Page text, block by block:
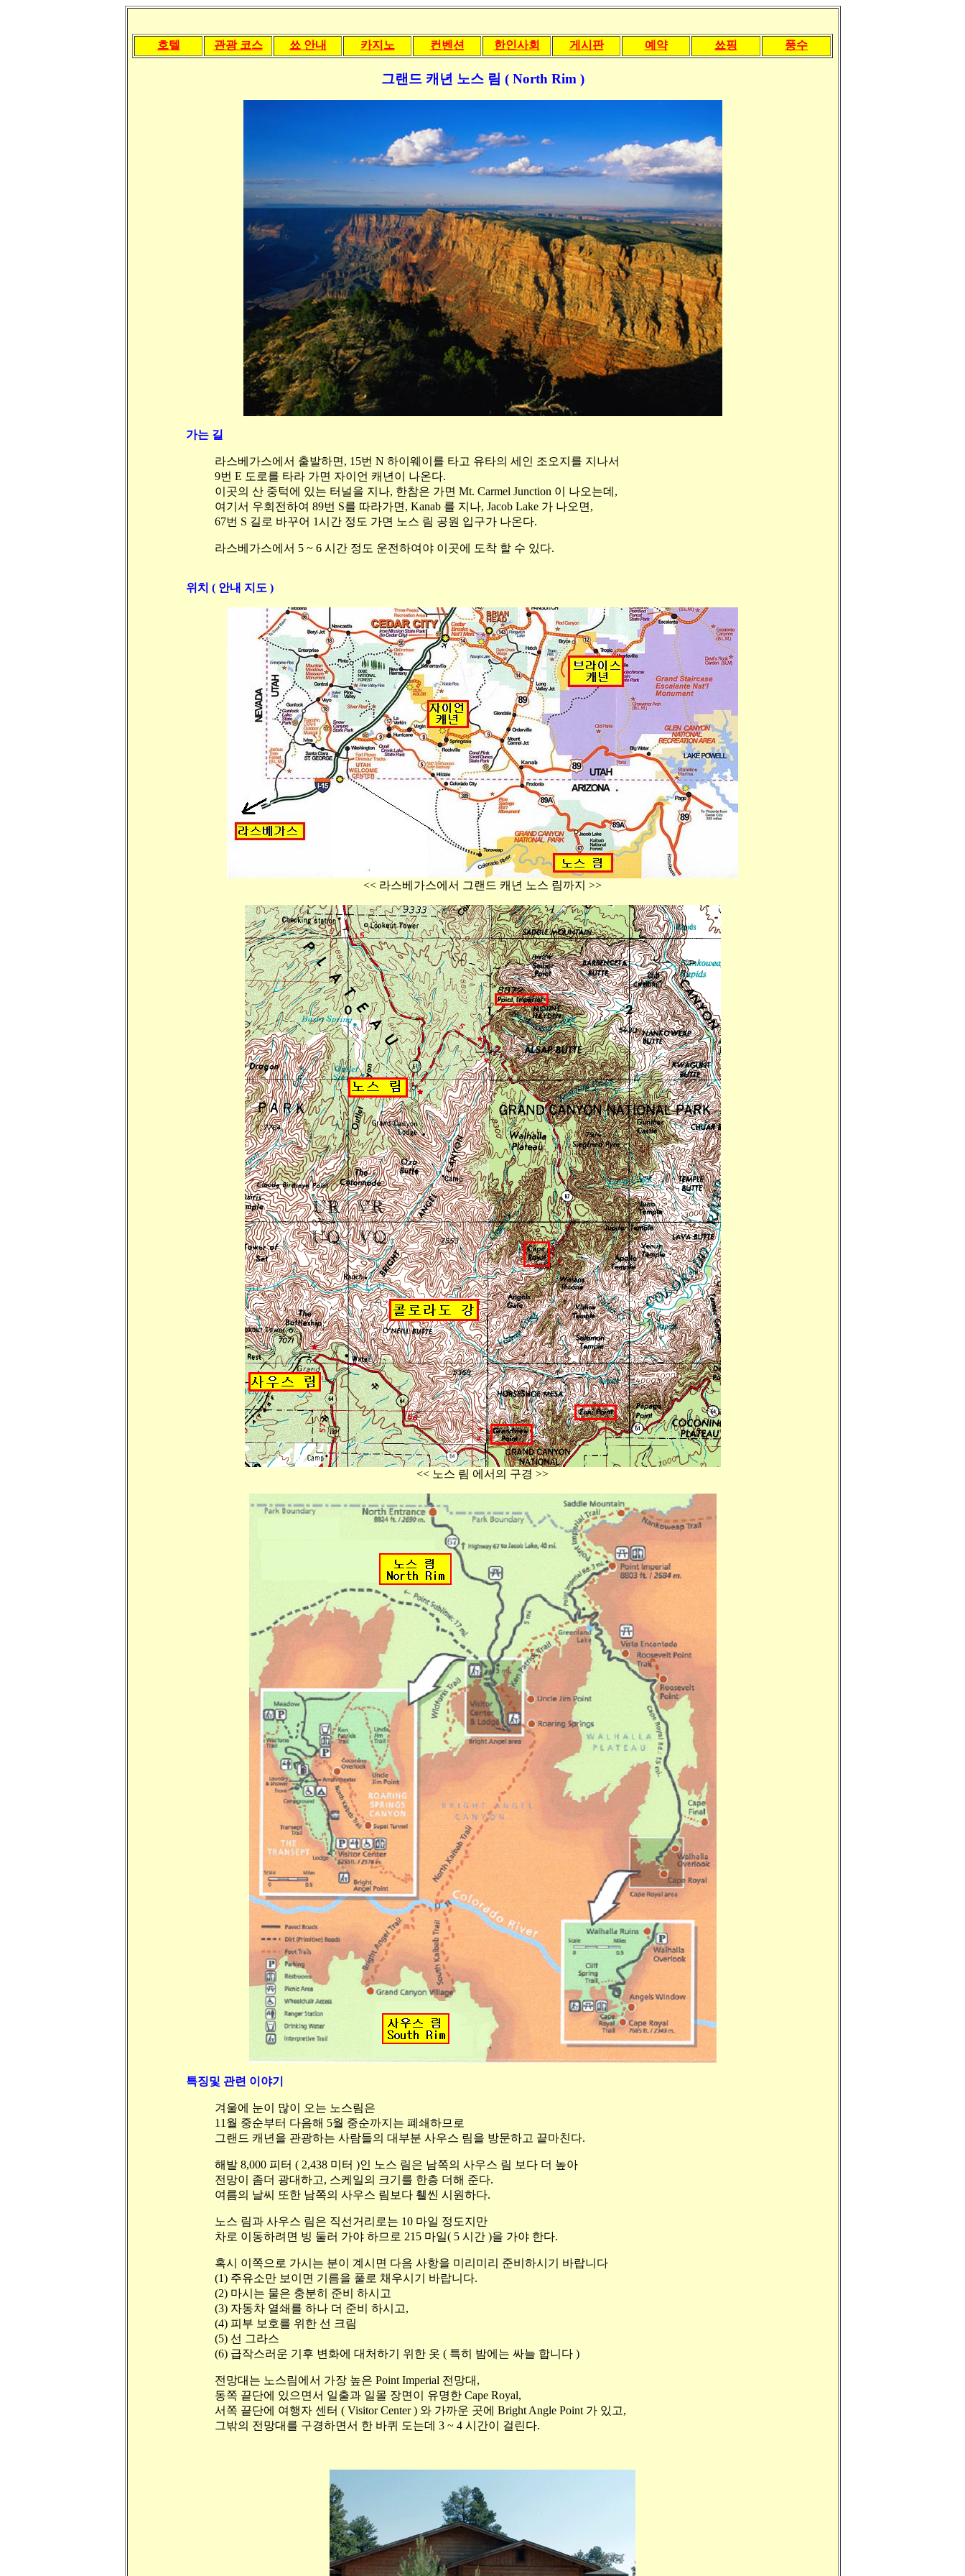
호텔 관광 코스 쑈 안내 카지노 컨벤션 한인사회 게시판 예약 쑈핑 풍수
그랜드 캐년 노스 림 ( North Rim )
가는 길
라스베가스에서 출발하면, 15번 N 하이웨이를 타고 유타의 세인 조오지를 지나서
9번 E 도로를 타라 가면 자이언 캐년이 나온다.
이곳의 산 중턱에 있는 터널을 지나, 한참은 가면 Mt. Carmel Junction 이 나오는데,
여기서 우회전하여 89번 S를 따라가면, Kanab 를 지나, Jacob Lake 가 나오면,
67번 S 길로 바꾸어 1시간 정도 가면 노스 림 공원 입구가 나온다.
라스베가스에서 5 ~ 6 시간 정도 운전하여야 이곳에 도착 할 수 있다.
위치 ( 안내 지도 )
<< 라스베가스에서 그랜드 캐년 노스 림까지 >>
<< 노스 림 에서의 구경 >>
특징및 관련 이야기
겨울에 눈이 많이 오는 노스림은
11월 중순부터 다음해 5월 중순까지는 폐쇄하므로
그랜드 캐년을 관광하는 사람들의 대부분 사우스 림을 방문하고 끝마친다.
해발 8,000 피터 ( 2,438 미터 )인 노스 림은 남쪽의 사우스 림 보다 더 높아
전망이 좀더 광대하고, 스케일의 크기를 한층 더해 준다.
여름의 날씨 또한 남쪽의 사우스 림보다 휄씬 시원하다.
노스 림과 사우스 림은 직선거리로는 10 마일 정도지만
차로 이동하려면 빙 둘러 가야 하므로 215 마일( 5 시간 )을 가야 한다.
혹시 이쪽으로 가시는 분이 계시면 다음 사항을 미리미리 준비하시기 바랍니다
(1) 주유소만 보이면 기름을 풀로 채우시기 바랍니다.
(2) 마시는 물은 충분히 준비 하시고
(3) 자동차 열쇄를 하나 더 준비 하시고,
(4) 피부 보호를 위한 선 크림
(5) 선 그라스
(6) 급작스러운 기후 변화에 대처하기 위한 옷 ( 특히 밤에는 싸늘 합니다 )
전망대는 노스림에서 가장 높은 Point Imperial 전망대,
동쪽 끝단에 있으면서 일출과 일몰 장면이 유명한 Cape Royal,
서쪽 끝단에 여행자 센터 ( Visitor Center ) 와 가까운 곳에 Bright Angle Point 가 있고,
그밖의 전망대를 구경하면서 한 바퀴 도는데 3 ~ 4 시간이 걸린다.